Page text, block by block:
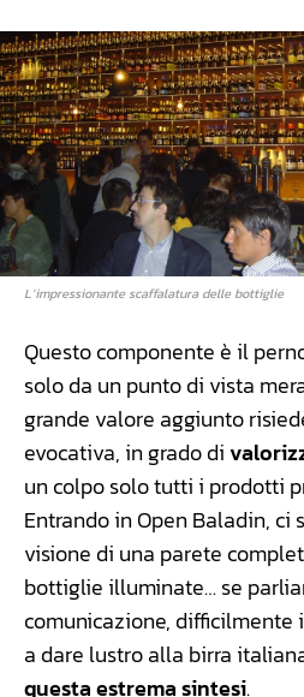
L’impressionante scaffalatura delle bottiglie
Questo componente è il
solo da un punto di vista
grande valore aggiunto
evocativa, in grado di
un colpo solo tutti i prodotti
Entrando in Open Baladin,
visione di una parete
bottiglie illuminate… se
comunicazione, difficilmente
a dare lustro alla birra
questa estrema sintesi.